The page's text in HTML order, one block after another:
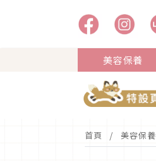
美容保養
首頁 美容保養